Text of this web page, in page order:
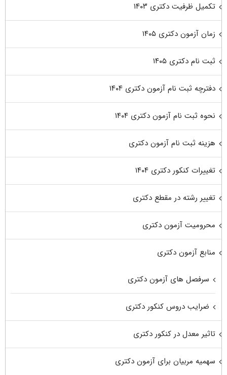
تکمیل ظرفیت دکتری ۱۴۰۳
زمان آزمون دکتری ۱۴۰۵
ثبت نام دکتری ۱۴۰۵
دفترچه ثبت نام آزمون دکتری ۱۴۰۴
نحوه ثبت نام آزمون دکتری ۱۴۰۴
هزینه ثبت نام آزمون دکتری
تغییرات کنکور دکتری ۱۴۰۴
تغییر رشته در مقطع دکتری
محرومیت آزمون دکتری
منابع آزمون دکتری
سرفصل های آزمون دکتری
ضرایب دروس کنکور دکتری
تاثیر معدل در کنکور دکتری
سهمیه مربیان برای آزمون دکتری